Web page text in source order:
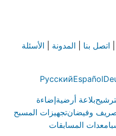
اتصل بنا المدونة
الأسئلة
Español
Русский
بلاعة أرضيةإضاءة
وفيضانتجهيزات المسبح
معدات المسابقات